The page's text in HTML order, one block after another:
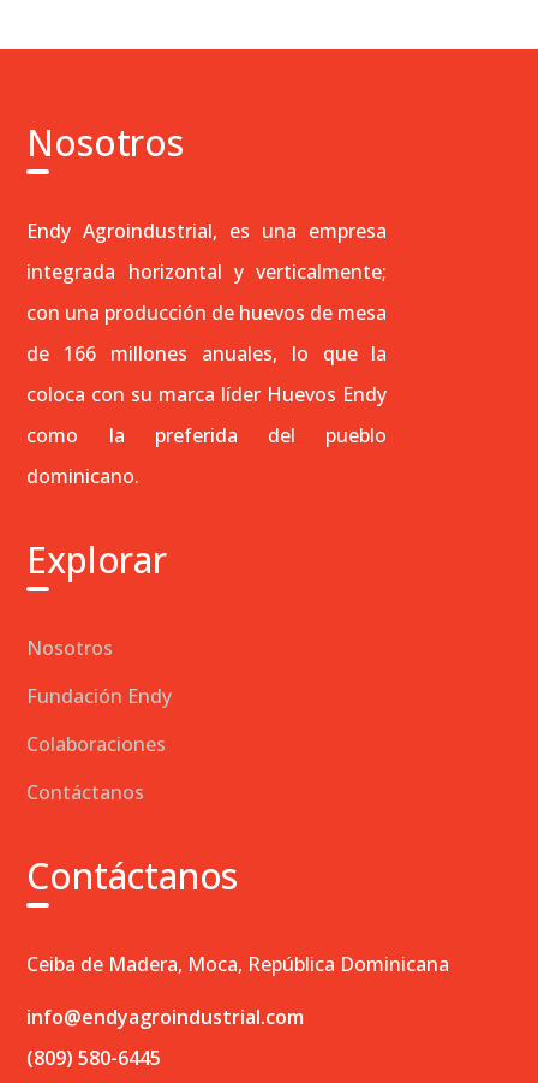
Nosotros
Endy Agroindustrial, es una empresa
integrada horizontal y verticalmente;
con una producción de huevos de mesa
de 166 millones anuales, lo que la
coloca con su marca líder Huevos Endy
como la preferida del pueblo
dominicano.
Explorar
Nosotros
Fundación Endy
Colaboraciones
Contáctanos
Contáctanos
Ceiba de Madera, Moca, República Dominicana
info@endyagroindustrial.com
(809) 580-6445